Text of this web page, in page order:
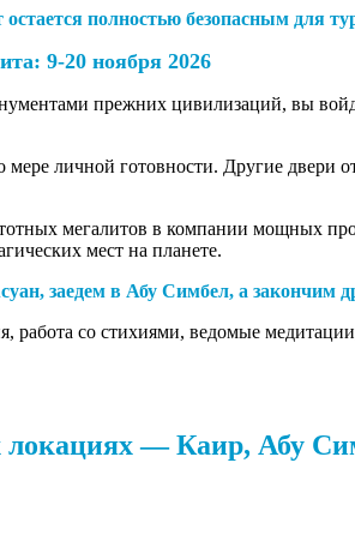
полностью безопасным для
9-20 ноября 2026
прежних цивилизаций, вы
личной готовности. Другие
мегалитов в компании мощных
мест на планете.
заедем в Абу Симбел, а
со стихиями, ведомые
локациях — Каир, Абу